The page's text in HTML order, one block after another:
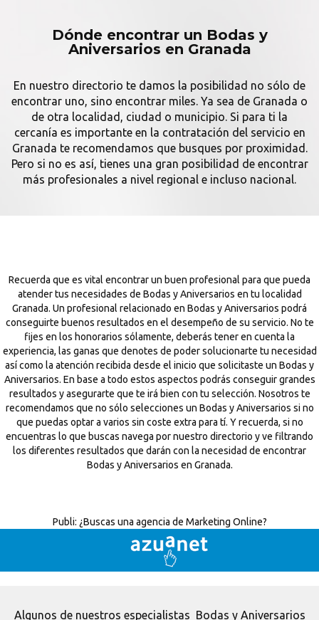
Dónde encontrar un Bodas y
Aniversarios en Granada
En nuestro directorio te damos la posibilidad no sólo de
encontrar uno, sino encontrar miles. Ya sea de Granada o
de otra localidad, ciudad o municipio. Si para ti la
cercanía es importante en la contratación del servicio en
Granada te recomendamos que busques por proximidad.
Pero si no es así, tienes una gran posibilidad de encontrar
más profesionales a nivel regional e incluso nacional.
Recuerda que es vital encontrar un buen profesional para que pueda
atender tus necesidades de Bodas y Aniversarios en tu localidad
Granada. Un profesional relacionado en Bodas y Aniversarios podrá
conseguirte buenos resultados en el desempeño de su servicio. No te
fijes en los honorarios sólamente, deberás tener en cuenta la
experiencia, las ganas que denotes de poder solucionarte tu necesidad
así como la atención recibida desde el inicio que solicitaste un Bodas y
Aniversarios. En base a todo estos aspectos podrás conseguir grandes
resultados y asegurarte que te irá bien con tu selección. Nosotros te
recomendamos que no sólo selecciones un Bodas y Aniversarios si no
que puedas optar a varios sin coste extra para tí. Y recuerda, si no
encuentras lo que buscas navega por nuestro directorio y ve filtrando
los diferentes resultados que darán con la necesidad de encontrar
Bodas y Aniversarios en Granada.
Publi: ¿Buscas una agencia de Marketing Online?
Algunos de nuestros especialistas Bodas y Aniversarios